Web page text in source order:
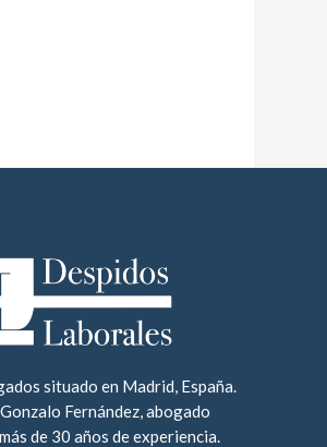
situado en Madrid, España.
Fernández, abogado
de 30 años de experiencia.